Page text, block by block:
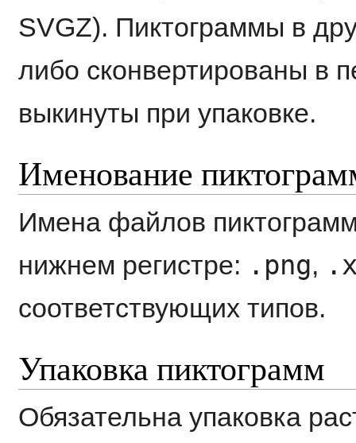
SVGZ). Пиктограммы в
либо сконвертированы в
выкинуты при упаковке.
Именование
Имена файлов
нижнем регистре: .png,
соответствующих типов.
Упаковка пиктограмм
Обязательна упаковка